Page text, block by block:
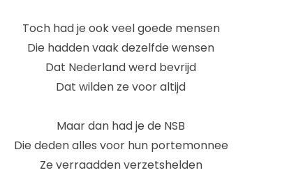
Toch had je ook veel goede mensen
Die hadden vaak dezelfde wensen
Dat Nederland werd bevrijd
Dat wilden ze voor altijd
Maar dan had je de NSB
Die deden alles voor hun portemonnee
Ze verraadden verzetshelden